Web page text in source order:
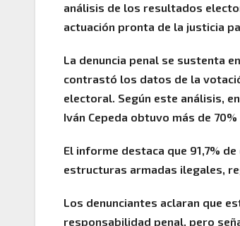
análisis de los resultados
actuación pronta de la justicia
La denuncia penal se sustenta
contrastó los datos de la
electoral. Según este análisis,
Iván Cepeda obtuvo más de
El informe destaca que 91,7%
estructuras armadas ilegales,
Los denunciantes aclaran que
responsabilidad penal, pero